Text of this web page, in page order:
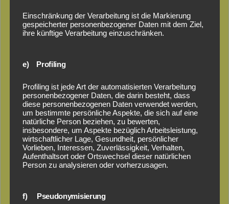
Kunststoffkatalog
Grenzsteine, Bordsteine, Vierkantprofile, Brettprofile,
Stegbohlen, Bodendielen, Paddockplatten, Hanpave,
Rasengittersteine, Mobile Geländeplatte,
Unkrautteller, Sitzgruppen, Sitzbank, Rundbank,
Blumenkübel, Sandkasten
Einschränkung der Verarbeitung ist die Markierung
gespeicherter personenbezogener Daten mit dem Ziel,
ihre künftige Verarbeitung einzuschränken.
e) Profiling
Profiling ist jede Art der automatisierten Verarbeitung
personenbezogener Daten, die darin besteht, dass
diese personenbezogenen Daten verwendet werden,
um bestimmte persönliche Aspekte, die sich auf eine
natürliche Person beziehen, zu bewerten,
insbesondere, um Aspekte bezüglich Arbeitsleistung,
wirtschaftlicher Lage, Gesundheit, persönlicher
Vorlieben, Interessen, Zuverlässigkeit, Verhalten,
Aufenthaltsort oder Ortswechsel dieser natürlichen
Person zu analysieren oder vorherzusagen.
f) Pseudonymisierung